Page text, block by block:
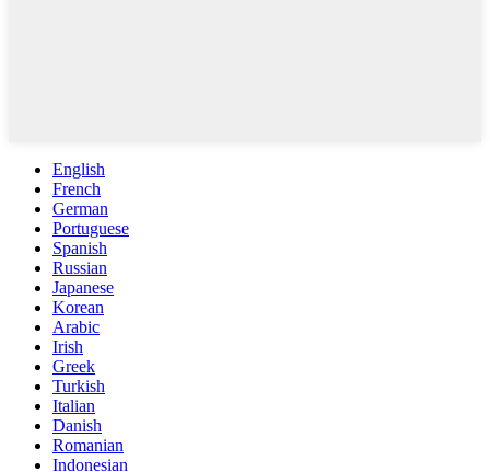
English
French
German
Portuguese
Spanish
Russian
Japanese
Korean
Arabic
Irish
Greek
Turkish
Italian
Danish
Romanian
Indonesian